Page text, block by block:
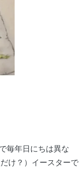
毎年日にちは異な
け？）イースターで